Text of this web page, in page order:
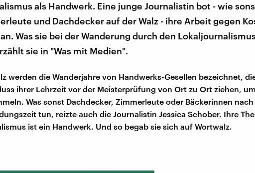
als Handwerk. Eine junge Journalistin bot - wie
und Dachdecker auf der Walz - ihre Arbeit gegen
Was sie bei der Wanderung durch den
sie in "Was mit Medien".
werden die Wanderjahre von Handwerks-Gesellen bezeichnet,
ihrer Lehrzeit vor der Meisterprüfung von Ort zu Ort ziehen,
Was sonst Dachdecker, Zimmerleute oder Bäckerinnen
tun, reizte auch die Journalistin Jessica Schober. Ihre
ist ein Handwerk. Und so begab sie sich auf Wortwalz.